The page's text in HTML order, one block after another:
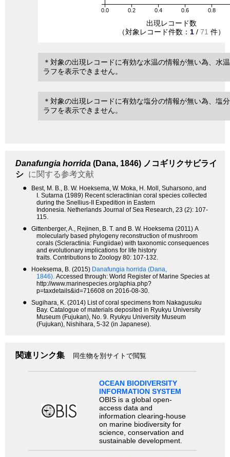
0.0 0.2 0.4 0.6 0.8
出現レコード数
（対象レコード件数： 1 / 71 件）
＊対象の出現レコードに有効な水温の情報が無い為、水
ラフを表示できません。
＊対象の出現レコードに有効な塩分の情報が無い為、塩
ラフを表示できません。
Danafungia horrida (Dana, 1846) ノコギリクサビライ
シ に関する参考文献
●
Best, M. B., B. W. Hoeksema, W. Moka, H. Moll, Suharsono, and
I. Sutarna (1989) Recent scleractinian coral species collected
during the Snellius-II Expedition in Eastern
Indonesia. Netherlands Journal of Sea Research, 23 (2): 107-
115.
●
Gittenberger, A., Rejinen, B. T. and B. W. Hoeksema (2011) A
molecularly based phylogeny reconstruction of mushroom
corals (Scleractinia: Fungiidae) with taxonomic consequences
and evolutionary implications for life history
traits. Contributions to Zoology 80: 107-132.
● Hoeksema, B. (2015) Danafungia horrida (Dana,
1846). Accessed through: World Register of Marine Species at
http://www.marinespecies.org/aphia.php?
p=taxdetails&id=716608 on 2016-08-30.
●
Sugihara, K. (2014) List of coral specimens from Nakagusuku
Bay. Catalogue of materials deposited in Ryukyu University
Museum (Fujukan), No. 9. Ryukyu University Museum
(Fujukan), Nishihara, 5-32 (in Japanese).
関連リンク集 同生物を別サイトで閲覧
OCEAN BIODIVERSITY
INFORMATION SYSTEM
OBIS is a global open-
access data and
information clearing-house
on marine biodiversity for
science, conservation and
sustainable development.